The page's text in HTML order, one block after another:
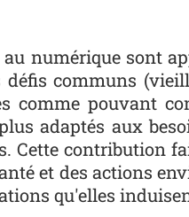
numérique sont
communs
comme pouvant
adaptés aux
Cette contribution
et des actions
qu'elles